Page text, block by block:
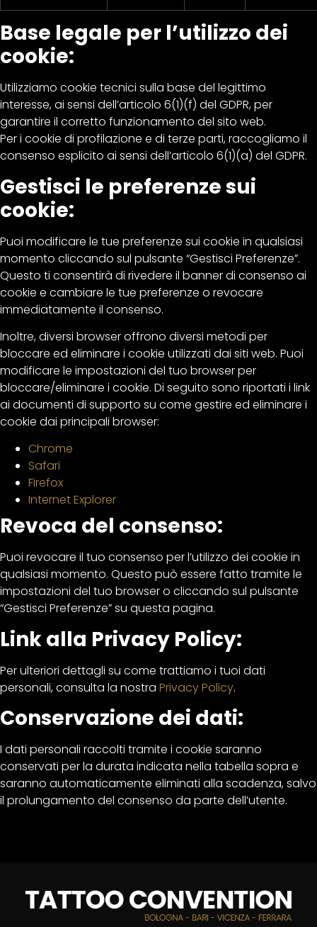
Base legale per l’utilizzo dei
cookie:
Utilizziamo cookie tecnici sulla base del legittimo
interesse, ai sensi dell’articolo 6(1)(f) del GDPR, per
garantire il corretto funzionamento del sito web.
Per i cookie di profilazione e di terze parti, raccogliamo il
consenso esplicito ai sensi dell’articolo 6(1)(a) del GDPR.
Gestisci le preferenze sui
cookie:
Puoi modificare le tue preferenze sui cookie in qualsiasi
momento cliccando sul pulsante “Gestisci Preferenze”.
Questo ti consentirà di rivedere il banner di consenso ai
cookie e cambiare le tue preferenze o revocare
immediatamente il consenso.
Inoltre, diversi browser offrono diversi metodi per
bloccare ed eliminare i cookie utilizzati dai siti web. Puoi
modificare le impostazioni del tuo browser per
bloccare/eliminare i cookie. Di seguito sono riportati i link
ai documenti di supporto su come gestire ed eliminare i
cookie dai principali browser:
Chrome
Safari
Firefox
Internet Explorer
Revoca del consenso:
Puoi revocare il tuo consenso per l’utilizzo dei cookie in
qualsiasi momento. Questo può essere fatto tramite le
impostazioni del tuo browser o cliccando sul pulsante
“Gestisci Preferenze” su questa pagina.
Link alla Privacy Policy:
Per ulteriori dettagli su come trattiamo i tuoi dati
personali, consulta la nostra Privacy Policy.
Conservazione dei dati:
I dati personali raccolti tramite i cookie saranno
conservati per la durata indicata nella tabella sopra e
saranno automaticamente eliminati alla scadenza, salvo
il prolungamento del consenso da parte dell’utente.